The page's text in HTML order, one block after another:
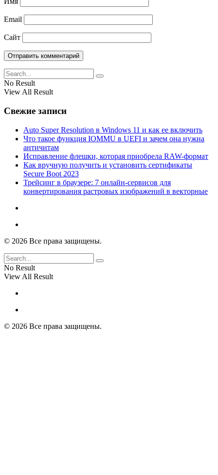
Email
Сайт
No Result
View All Result
Свежие записи
Auto Super Resolution в Windows 11 и как ее включить
Что такое функция IOMMU в UEFI и зачем она нужна
античитам
Исправление флешки, которая приобрела RAW-формат
Как вручную получить и установить сертификаты
Secure Boot 2023
Трейсинг в браузере: 7 онлайн-сервисов для
конвертирования растровых изображений в векторные
© 2026 Все права защищены.
No Result
View All Result
© 2026 Все права защищены.